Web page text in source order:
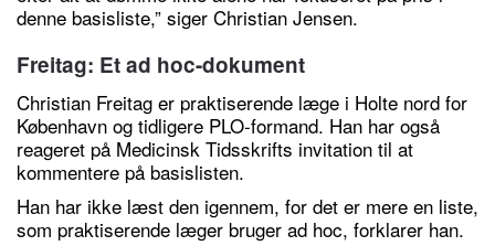
denne basisliste,” siger Christian Jensen.
Freitag: Et ad hoc-dokument
Christian Freitag er praktiserende læge i Holte nord for
København og tidligere PLO-formand. Han har også
reageret på Medicinsk Tidsskrifts invitation til at
kommentere på basislisten.
Han har ikke læst den igennem, for det er mere en liste,
som praktiserende læger bruger ad hoc, forklarer han.